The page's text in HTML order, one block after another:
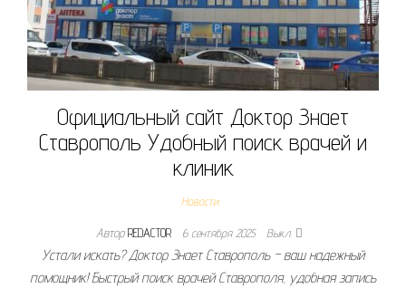
Официальный сайт Доктор Знает
Ставрополь Удобный поиск врачей и
клиник
Новости
АвторREDACTOR 6 сентября 2025 Выкл.
Устали искать? Доктор Знает Ставрополь – ваш надежный
помощник! Быстрый поиск врачей Ставрополя, удобная запись